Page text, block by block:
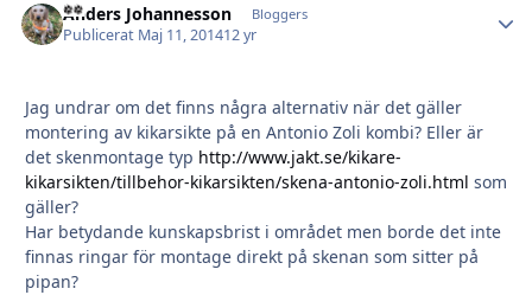
Anders Johannesson Bloggers
Publicerat Maj 11, 201412 yr
Jag undrar om det finns några alternativ när det gäller
montering av kikarsikte på en Antonio Zoli kombi? Eller är
det skenmontage typ http://www.jakt.se/kikare-
kikarsikten/tillbehor-kikarsikten/skena-antonio-zoli.html som
gäller?
Har betydande kunskapsbrist i området men borde det inte
finnas ringar för montage direkt på skenan som sitter på
pipan?